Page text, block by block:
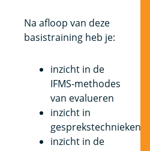
Na afloop van deze
basistraining heb je:
inzicht in de
IFMS-methodes
van evalueren
inzicht in
gesprekstechnieken
inzicht in de